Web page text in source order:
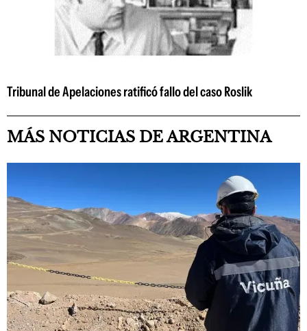
Tribunal de Apelaciones ratificó fallo del caso Roslik
MÁS NOTICIAS DE ARGENTINA